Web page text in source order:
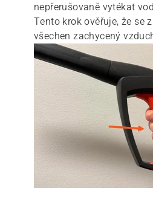
nepřerušovaně vytékat
Tento krok ověřuje, že se
všechen zachycený